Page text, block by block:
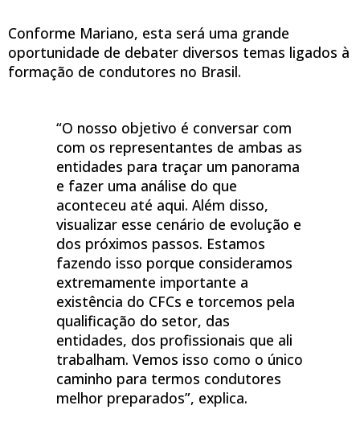
Conforme Mariano, esta será uma grande
oportunidade de debater diversos temas ligados à
formação de condutores no Brasil.
“O nosso objetivo é conversar com
com os representantes de ambas as
entidades para traçar um panorama
e fazer uma análise do que
aconteceu até aqui. Além disso,
visualizar esse cenário de evolução e
dos próximos passos. Estamos
fazendo isso porque consideramos
extremamente importante a
existência do CFCs e torcemos pela
qualificação do setor, das
entidades, dos profissionais que ali
trabalham. Vemos isso como o único
caminho para termos condutores
melhor preparados”, explica.